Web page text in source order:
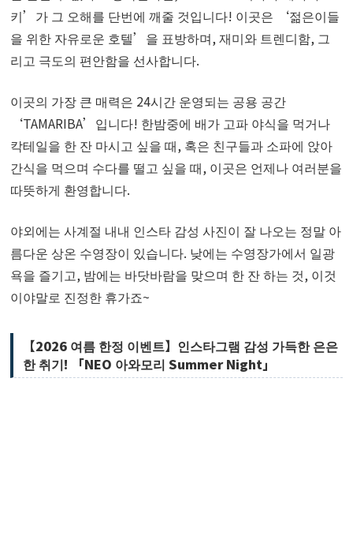
키’가 그 오해를 단번에 깨줄 것입니다! 이곳은 ‘젊은이들
을 위한 자유로운 호텔’을 표방하며, 재미와 트렌디함, 그
리고 극도의 편안함을 선사합니다.
이곳의 가장 큰 매력은 24시간 운영되는 공용 공간
‘TAMARIBA’입니다! 한밤중에 배가 고파 야식을 먹거나
칵테일을 한 잔 마시고 싶을 때, 혹은 친구들과 소파에 앉아
간식을 먹으며 수다를 떨고 싶을 때, 이곳은 언제나 여러분을
따뜻하게 환영합니다.
야외에는 사계절 내내 인스타 감성 사진이 잘 나오는 정말 아
름다운 상온 수영장이 있습니다. 낮에는 수영장가에서 일광
욕을 즐기고, 밤에는 바닷바람을 맞으며 한 잔 하는 것, 이것
이야말로 진정한 휴가죠~
【2026 여름 한정 이벤트】인스타그램 감성 가득한 은은
한 취기! 「NEO 아와모리 Summer Night」